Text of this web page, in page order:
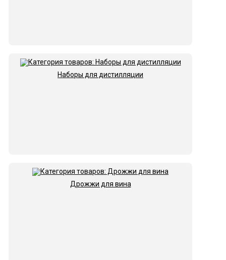
Наборы для дистилляции
Дрожжи для вина